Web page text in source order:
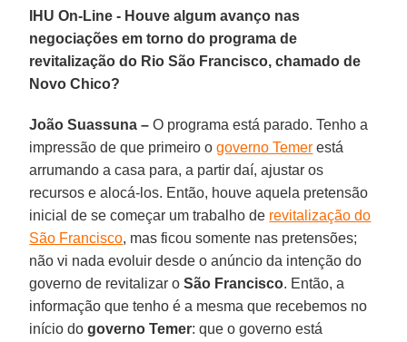
IHU On-Line - Houve algum avanço nas
negociações em torno do programa de
revitalização do Rio São Francisco, chamado de
Novo Chico?
João Suassuna – O programa está parado. Tenho a
impressão de que primeiro ogoverno Temer está
arrumando a casa para, a partir daí, ajustar os
recursos e alocá-los. Então, houve aquela pretensão
inicial de se começar um trabalho de revitalização do
São Francisco, mas ficou somente nas pretensões;
não vi nada evoluir desde o anúncio da intenção do
governo de revitalizar oSão Francisco. Então, a
informação que tenho é a mesma que recebemos no
início dogoverno Temer: que o governo está